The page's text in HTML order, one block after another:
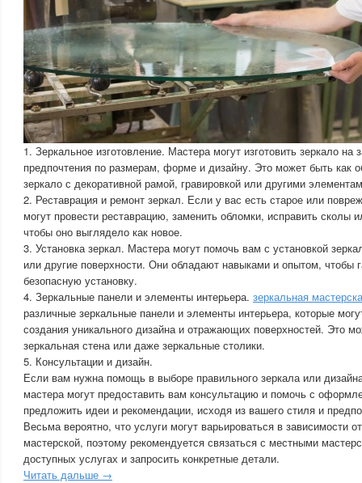
1. Зеркальное изготовление. Мастера могут изготовить зеркало на
предпочтения по размерам, форме и дизайну. Это может быть как
зеркало с декоративной рамой, гравировкой или другими
2. Реставрация и ремонт зеркал. Если у вас есть старое или
могут провести реставрацию, заменить обломки, исправить сколы
чтобы оно выглядело как новое.
3. Установка зеркал. Мастера могут помочь вам с установкой
или другие поверхности. Они обладают навыками и опытом, чтобы
безопасную установку.
4. Зеркальные панели и элементы интерьера. зеркальная
различные зеркальные панели и элементы интерьера, которые
создания уникального дизайна и отражающих поверхностей. Это
зеркальная стена или даже зеркальные столики.
5. Консультации и дизайн.
Если вам нужна помощь в выборе правильного зеркала или
мастера могут предоставить вам консультацию и помочь с
предложить идеи и рекомендации, исходя из вашего стиля и
Весьма вероятно, что услуги могут варьироваться в зависимости
мастерской, поэтому рекомендуется связаться с местными
доступных услугах и запросить конкретные детали.
Читать дальше →